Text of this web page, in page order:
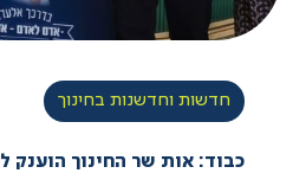
חדשות וחדשנות בחינוך
כבוד: אות שר החינוך הוענק